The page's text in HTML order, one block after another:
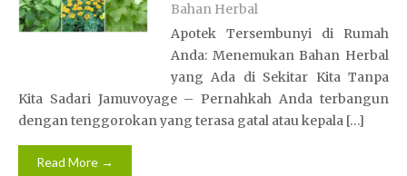
Bahan Herbal
Apotek Tersembunyi di Rumah
Anda: Menemukan Bahan Herbal
yang Ada di Sekitar Kita Tanpa
Kita Sadari Jamuvoyage – Pernahkah Anda terbangun
dengan tenggorokan yang terasa gatal atau kepala […]
Read More →